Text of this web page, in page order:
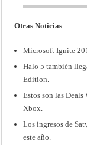
Otras Noticias
Microsoft Ignite
Halo 5 también
Edition.
Estos son las
Xbox.
Los ingresos de
este año.